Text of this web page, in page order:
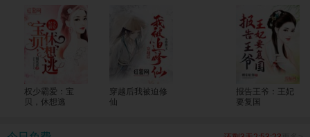
权少霸爱：宝
贝，休想逃
穿越后我被迫修
仙
报告王爷：王妃
要复国